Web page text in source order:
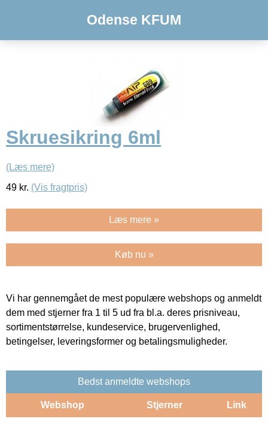
Odense KFUM
Skruesikring 6ml
(Læs mere)
49 kr. (Vis fragtpris)
Læs mere »
Køb nu »
Vi har gennemgået de mest populære webshops og anmeldt
dem med stjerner fra 1 til 5 ud fra bl.a. deres prisniveau,
sortimentstørrelse, kundeservice, brugervenlighed,
betingelser, leveringsformer og betalingsmuligheder.
Bedst anmeldte webshops
Webshop Stjerner Link